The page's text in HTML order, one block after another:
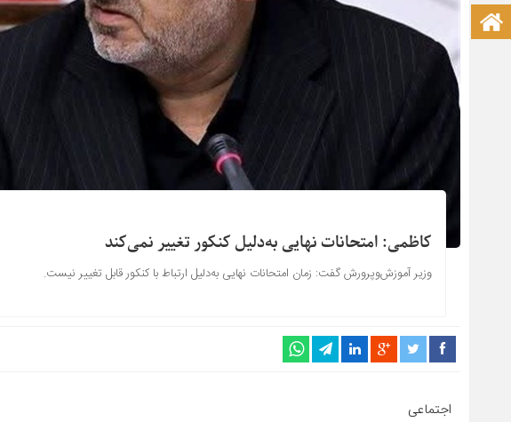
صفحه نخست آکادمی علمی
کاظمی: امتحانات نهایی به‌دلیل کنکور تغییر نمی‌کند
وزیر آموزش‌وپرورش گفت: زمان امتحانات نهایی به‌دلیل ارتباط با کنکور قابل تغییر نیست.
اجتماعی